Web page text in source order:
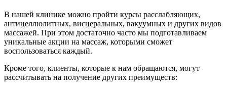
В нашей клинике можно пройти курсы расслабляющих,
антицеллюлитных, висцеральных, вакуумных и других видов
массажей. При этом достаточно часто мы подготавливаем
уникальные акции на массаж, которыми сможет
воспользоваться каждый.
Кроме того, клиенты, которые к нам обращаются, могут
рассчитывать на получение других преимуществ: